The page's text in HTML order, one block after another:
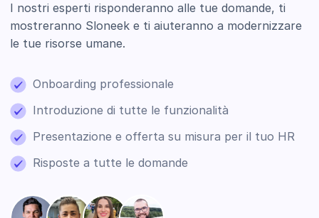
I nostri esperti risponderanno alle tue domande, ti
mostreranno Sloneek e ti aiuteranno a modernizzare
le tue risorse umane.
Onboarding professionale
Introduzione di tutte le funzionalità
Presentazione e offerta su misura per il tuo HR
Risposte a tutte le domande